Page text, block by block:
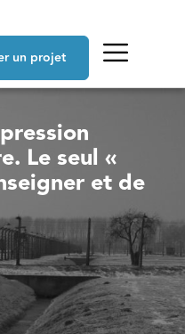
un projet
Le seul «
et de